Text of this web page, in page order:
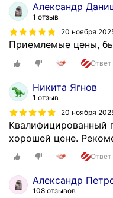
е
р
о
ц
с
ы
с
т
а
и
Александр
1 отзыв
20 ноября
Приемлемые цены,
Ответ
Никита Ягнов
1 отзыв
20 ноября
Квалифицированный
хорошей цене.
Ответ
Александр
108 отзывов